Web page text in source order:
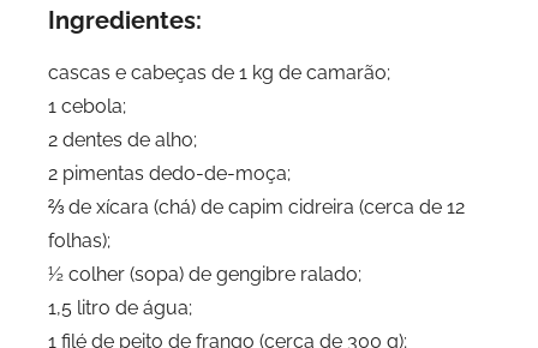
Ingredientes:
cascas e cabeças de 1 kg de camarão;
1 cebola;
2 dentes de alho;
2 pimentas dedo-de-moça;
⅔ de xícara (chá) de capim cidreira (cerca de 12
folhas);
½ colher (sopa) de gengibre ralado;
1,5 litro de água;
1 filé de peito de frango (cerca de 300 g);